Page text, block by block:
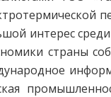
интерес
страны